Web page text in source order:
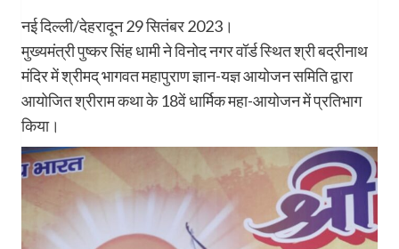
नई दिल्ली/देहरादून 29 सितंबर 2023।
मुख्यमंत्री पुष्कर सिंह धामी ने विनोद नगर वॉर्ड स्थित श्री बद्रीनाथ
मंदिर में श्रीमद् भागवत महापुराण ज्ञान-यज्ञ आयोजन समिति द्वारा
आयोजित श्रीराम कथा के 18वें धार्मिक महा-आयोजन में प्रतिभाग
किया।